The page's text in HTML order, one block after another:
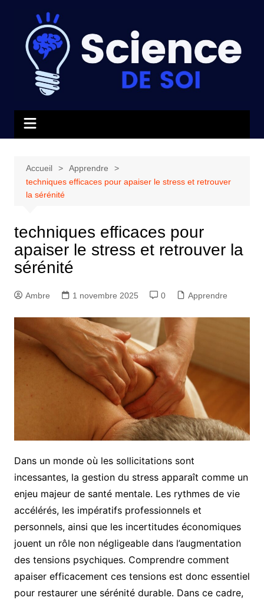
contenu
Accueil
Apprendre
techniques efficaces pour apaiser le stress et retrouver
la sérénité
techniques efficaces pour
apaiser le stress et retrouver la
sérénité
Ambre 1 novembre 2025 0 Apprendre
Dans un monde où les sollicitations sont
incessantes, la gestion du stress apparaît comme un
enjeu majeur de santé mentale. Les rythmes de vie
accélérés, les impératifs professionnels et
personnels, ainsi que les incertitudes économiques
jouent un rôle non négligeable dans l’augmentation
des tensions psychiques. Comprendre comment
apaiser efficacement ces tensions est donc essentiel
pour restaurer une sérénité durable. Dans ce cadre,